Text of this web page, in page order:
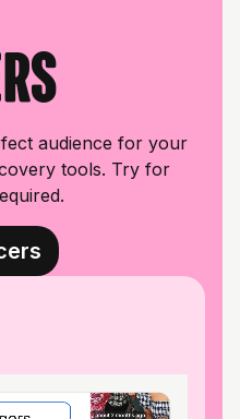
audience for your
tools. Try for